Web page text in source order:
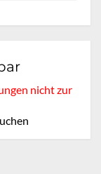
nicht zur